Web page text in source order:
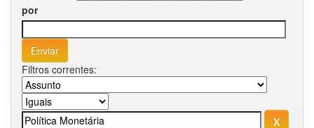
por
Filtros correntes: